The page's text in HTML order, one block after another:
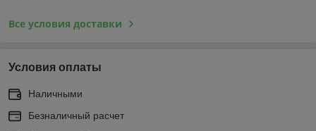
Все условия доставки
Условия оплаты
Наличными
Безналичный расчет